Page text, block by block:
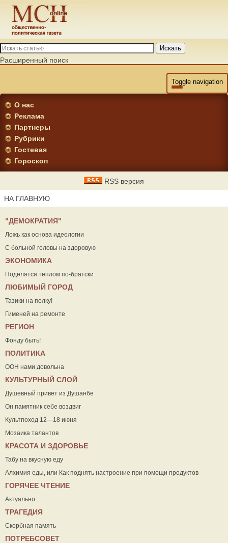
Искать
Расширенный поиск
Toggle navigation
О нас
Реклама
Партнеры
Рубрики
Гостевая
Гороскоп
RSS версия
НА ГЛАВНУЮ
"ДЕМОКРАТИЯ"
Ложь как основа идеологии
С больной головы на здоровую
ЭКОНОМИКА
Поделятся теплом по-братски
ЛЮБИМЫЙ ГОРОД
Тазики на полку!
Гименей на ремонте
РЕГИОН
Фонду быть!
ПОЛИТИКА
ООН нами довольна
КУЛЬТУРНЫЙ СЛОЙ
Душевный привет из Душанбе
Он памятник себе воздвиг
Культпоход 12—18 июня
Мозаика талантов
КРАСОТА И ЗДОРОВЬЕ
Табу на вкусную еду
Алхимия еды, или Как поднять настроение при помощи продуктов
ГОРЯЧЕЕ ЧТЕНИЕ
Актуально
ТРАГЕДИЯ
Скорбная память
ПОТРЕБСОВЕТ